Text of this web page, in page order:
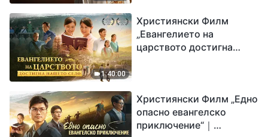
1:40:00
Християнски Филм
„Евангелието на
царството достигна
Християнски Филм „Едно
опасно евангелско
приключение“｜